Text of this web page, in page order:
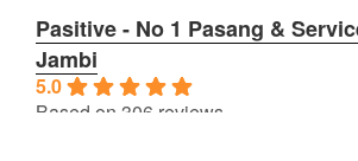
Pasitive - No 1 Pasang &
Jambi
5.0
Based on 306 reviews